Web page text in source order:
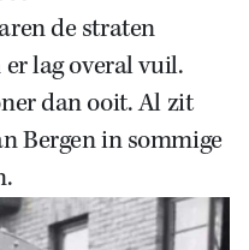
Zoek
de straten
lag overal vuil.
dan ooit. Al zit
Bergen in sommige